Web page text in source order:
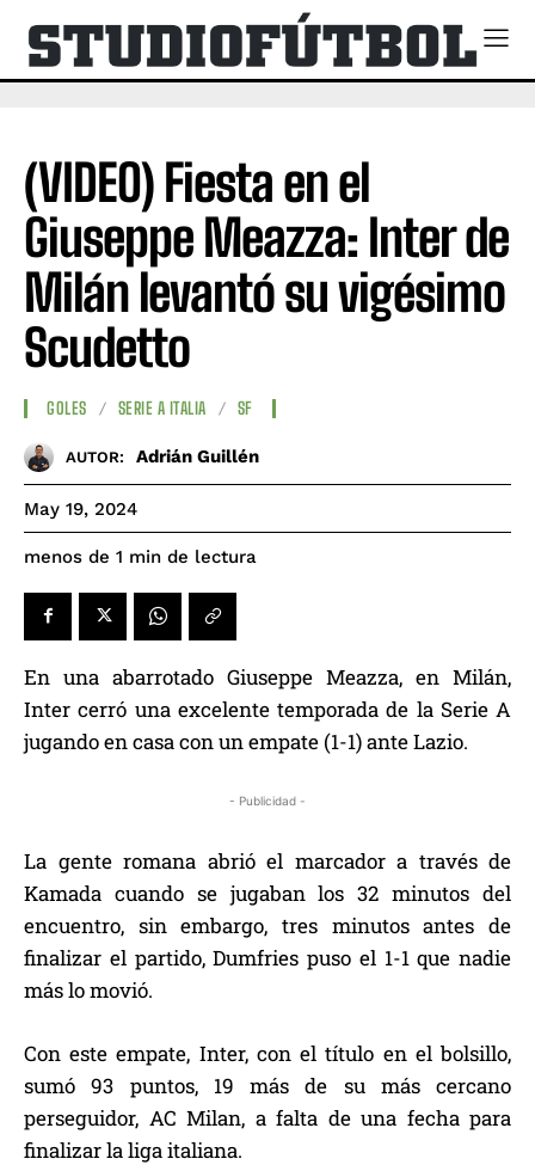
(VIDEO) Fiesta en el
Giuseppe Meazza: Inter de
Milán levantó su vigésimo
Scudetto
GOLES SERIE A ITALIA SF
AUTOR: Adrián Guillén
May 19, 2024
menos de 1 min de lectura
En una abarrotado Giuseppe Meazza, en Milán,
Inter cerró una excelente temporada de la Serie A
jugando en casa con un empate (1-1) ante Lazio.
- Publicidad -
La gente romana abrió el marcador a través de
Kamada cuando se jugaban los 32 minutos del
encuentro, sin embargo, tres minutos antes de
finalizar el partido, Dumfries puso el 1-1 que nadie
más lo movió.
Con este empate, Inter, con el título en el bolsillo,
sumó 93 puntos, 19 más de su más cercano
perseguidor, AC Milan, a falta de una fecha para
finalizar la liga italiana.